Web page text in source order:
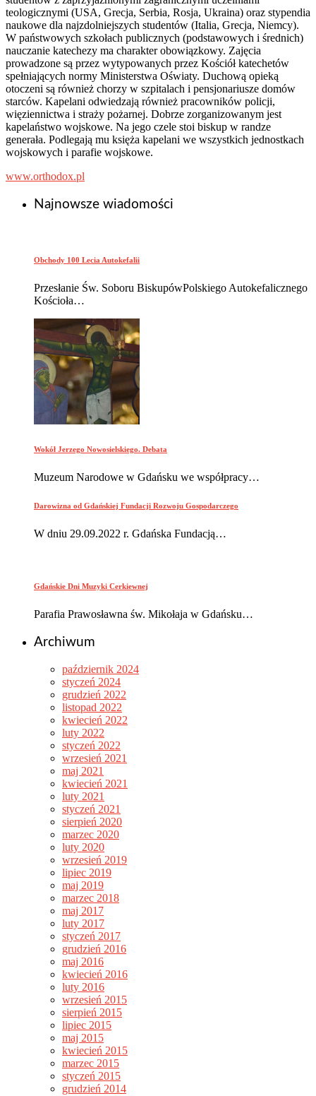
teologicznymi (USA, Grecja, Serbia, Rosja, Ukraina) oraz stypendia
naukowe dla najzdolniejszych studentów (Italia, Grecja, Niemcy).
W państwowych szkołach publicznych (podstawowych i średnich)
nauczanie katechezy ma charakter obowiązkowy. Zajęcia
prowadzone są przez wytypowanych przez Kościół katechetów
spełniających normy Ministerstwa Oświaty. Duchową opieką
otoczeni są również chorzy w szpitalach i pensjonariusze domów
starców. Kapelani odwiedzają również pracowników policji,
więziennictwa i straży pożarnej. Dobrze zorganizowanym jest
kapelaństwo wojskowe. Na jego czele stoi biskup w randze
generała. Podlegają mu księża kapelani we wszystkich jednostkach
wojskowych i parafie wojskowe.
www.orthodox.pl
Najnowsze wiadomości
Obchody 100 Lecia Autokefalii
Przesłanie Św. Soboru BiskupówPolskiego Autokefalicznego
Kościoła…
Wokół Jerzego Nowosielskiego. Debata
Muzeum Narodowe w Gdańsku we współpracy…
Darowizna od Gdańskiej Fundacji Rozwoju Gospodarczego
W dniu 29.09.2022 r. Gdańska Fundacją…
Gdańskie Dni Muzyki Cerkiewnej
Parafia Prawosławna św. Mikołaja w Gdańsku…
Archiwum
październik 2024
styczeń 2024
grudzień 2022
listopad 2022
kwiecień 2022
luty 2022
styczeń 2022
wrzesień 2021
maj 2021
kwiecień 2021
luty 2021
styczeń 2021
sierpień 2020
marzec 2020
luty 2020
wrzesień 2019
lipiec 2019
maj 2019
marzec 2018
maj 2017
luty 2017
styczeń 2017
grudzień 2016
maj 2016
kwiecień 2016
luty 2016
wrzesień 2015
sierpień 2015
lipiec 2015
maj 2015
kwiecień 2015
marzec 2015
styczeń 2015
grudzień 2014